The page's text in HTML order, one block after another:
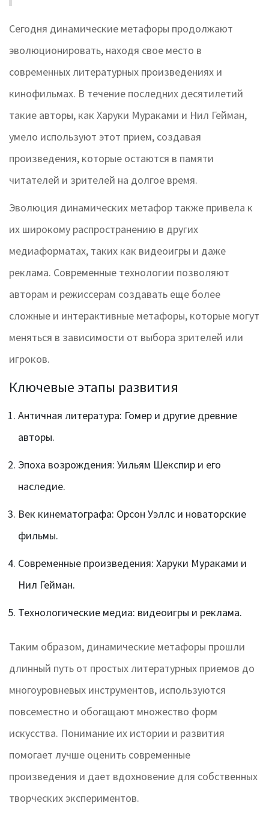
Сегодня динамические метафоры продолжают
эволюционировать, находя свое место в
современных литературных произведениях и
кинофильмах. В течение последних десятилетий
такие авторы, как Харуки Мураками и Нил Гейман,
умело используют этот прием, создавая
произведения, которые остаются в памяти
читателей и зрителей на долгое время.
Эволюция динамических метафор также привела к
их широкому распространению в других
медиаформатах, таких как видеоигры и даже
реклама. Современные технологии позволяют
авторам и режиссерам создавать еще более
сложные и интерактивные метафоры, которые могут
меняться в зависимости от выбора зрителей или
игроков.
Ключевые этапы развития
Античная литература: Гомер и другие древние
авторы.
Эпоха возрождения: Уильям Шекспир и его
наследие.
Век кинематографа: Орсон Уэллс и новаторские
фильмы.
Современные произведения: Харуки Мураками и
Нил Гейман.
Технологические медиа: видеоигры и реклама.
Таким образом, динамические метафоры прошли
длинный путь от простых литературных приемов до
многоуровневых инструментов, используются
повсеместно и обогащают множество форм
искусства. Понимание их истории и развития
помогает лучше оценить современные
произведения и дает вдохновение для собственных
творческих экспериментов.